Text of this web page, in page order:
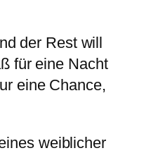
der Rest will
für eine Nacht
eine Chance,
weiblicher